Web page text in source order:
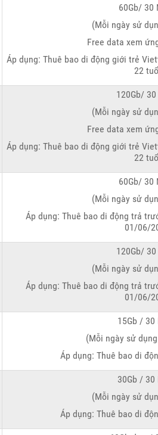
60Gb/ 30
(Mỗi ngày sử
Free data xem
Áp dụng: Thuê bao di động giới trẻ
22
120Gb/
(Mỗi ngày sử
Free data xem
Áp dụng: Thuê bao di động giới trẻ
22
60Gb/ 30
(Mỗi ngày sử
Áp dụng: Thuê bao di động trả
01/06/
120Gb/
(Mỗi ngày sử
Áp dụng: Thuê bao di động trả
01/06/
15Gb / 30
(Mỗi ngày sử
Áp dụng: Thuê bao di
30Gb / 30
(Mỗi ngày sử
Áp dụng: Thuê bao di